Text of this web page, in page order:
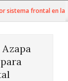
frontal en la